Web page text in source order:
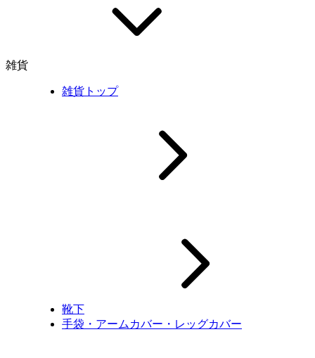
雑貨
雑貨トップ
靴下
手袋・アームカバー・レッグカバー